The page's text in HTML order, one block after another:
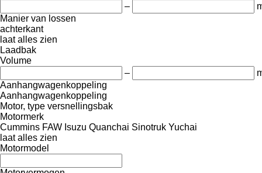
–
Manier van lossen
achterkant
laat alles zien
Laadbak
Volume
–
Aanhangwagenkoppeling
Aanhangwagenkoppeling
Motor, type versnellingsbak
Motormerk
Cummins FAW Isuzu Quanchai Sinotruk Yuchai
laat alles zien
Motormodel